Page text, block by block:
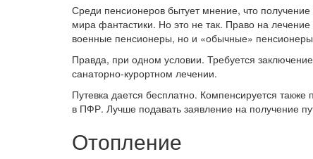
Среди пенсионеров бытует мнение, что получение
мира фантастики. Но это не так. Право на
военные пенсионеры, но и «обычные»
Правда, при одном условии. Требуется
санаторно-курортном лечении.
Путевка дается бесплатно. Компенсируется
в ПФР. Лучше подавать заявление на получение
Отопление